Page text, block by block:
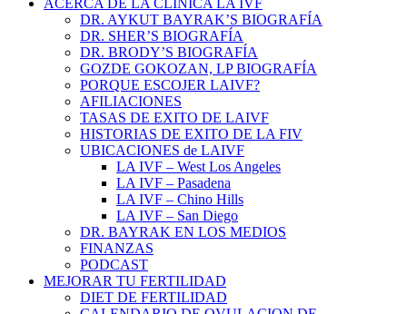
ACERCA DE LA CLÍNICA LA IVF
DR. AYKUT BAYRAK’S BIOGRAFÍA
DR. SHER’S BIOGRAFÍA
DR. BRODY’S BIOGRAFÍA
GOZDE GOKOZAN, LP BIOGRAFÍA
PORQUE ESCOJER LAIVF?
AFILIACIONES
TASAS DE EXITO DE LAIVF
HISTORIAS DE EXITO DE LA FIV
UBICACIONES de LAIVF
LA IVF – West Los Angeles
LA IVF – Pasadena
LA IVF – Chino Hills
LA IVF – San Diego
DR. BAYRAK EN LOS MEDIOS
FINANZAS
PODCAST
MEJORAR TU FERTILIDAD
DIET DE FERTILIDAD